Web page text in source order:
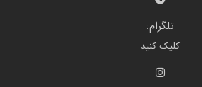
تلگرام:
کلیک کنید